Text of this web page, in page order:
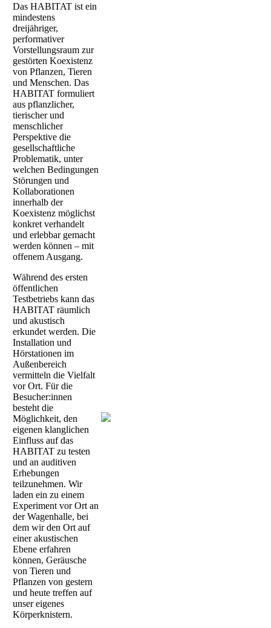
Das HABITAT ist ein
mindestens
dreijähriger,
performativer
Vorstellungsraum zur
gestörten Koexistenz
von Pflanzen, Tieren
und Menschen. Das
HABITAT formuliert
aus pflanzlicher,
tierischer und
menschlicher
Perspektive die
gesellschaftliche
Problematik, unter
welchen Bedingungen
Störungen und
Kollaborationen
innerhalb der
Koexistenz möglichst
konkret verhandelt
und erlebbar gemacht
werden können – mit
offenem Ausgang.
Während des ersten
öffentlichen
Testbetriebs kann das
HABITAT räumlich
und akustisch
erkundet werden. Die
Installation und
Hörstationen im
Außenbereich
vermitteln die Vielfalt
vor Ort. Für die
Besucher:innen
besteht die
Möglichkeit, den
eigenen klanglichen
Einfluss auf das
HABITAT zu testen
und an auditiven
Erhebungen
teilzunehmen. Wir
laden ein zu einem
Experiment vor Ort an
der Wagenhalle, bei
dem wir den Ort auf
einer akustischen
Ebene erfahren
können, Geräusche
von Tieren und
Pflanzen von gestern
und heute treffen auf
unser eigenes
Körperknistern.